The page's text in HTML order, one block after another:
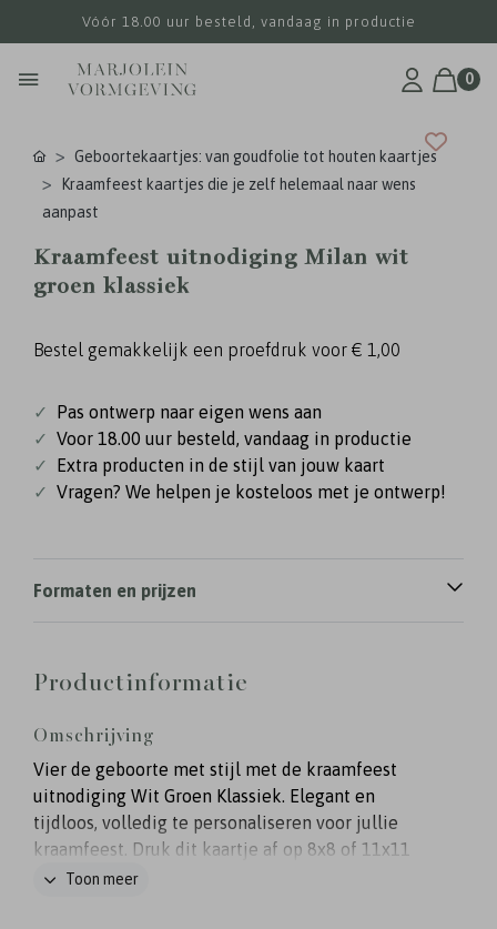
Vóór 18.00 uur besteld, vandaag in productie
0
Geboortekaartjes: van goudfolie tot houten kaartjes
Kraamfeest kaartjes die je zelf helemaal naar wens
aanpast
Kraamfeest uitnodiging Milan wit
groen klassiek
Bestel gemakkelijk een proefdruk voor € 1,00
✓
Pas ontwerp naar eigen wens aan
✓ Voor 18.00 uur besteld, vandaag in productie
✓
Extra producten in de stijl van jouw kaart
✓ Vragen? We helpen je kosteloos met je ontwerp!
Formaten en prijzen
Productinformatie
Omschrijving
Vier de geboorte met stijl met de kraamfeest
uitnodiging Wit Groen Klassiek. Elegant en
tijdloos, volledig te personaliseren voor jullie
kraamfeest. Druk dit kaartje af op 8x8 of 11x11
cm.
Toon meer